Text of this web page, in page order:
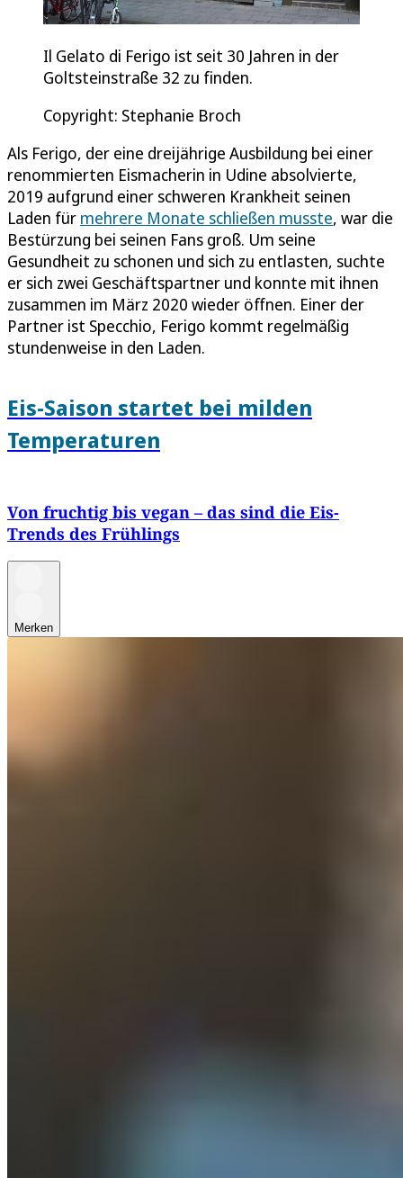
Il Gelato di Ferigo ist seit 30 Jahren in der
Goltsteinstraße 32 zu finden.
Copyright: Stephanie Broch
Als Ferigo, der eine dreijährige Ausbildung bei einer
renommierten Eismacherin in Udine absolvierte,
2019 aufgrund einer schweren Krankheit seinen
Laden für mehrere Monate schließen musste, war die
Bestürzung bei seinen Fans groß. Um seine
Gesundheit zu schonen und sich zu entlasten, suchte
er sich zwei Geschäftspartner und konnte mit ihnen
zusammen im März 2020 wieder öffnen. Einer der
Partner ist Specchio, Ferigo kommt regelmäßig
stundenweise in den Laden.
Eis-Saison startet bei milden
Temperaturen
Von fruchtig bis vegan – das sind die Eis-
Trends des Frühlings
Merken